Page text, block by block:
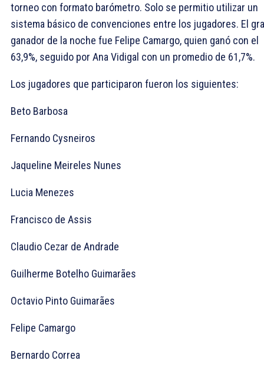
torneo con formato barómetro. Solo se permitio utilizar un
sistema básico de convenciones entre los jugadores. El
ganador de la noche fue Felipe Camargo, quien ganó con el
63,9%, seguido por Ana Vidigal con un promedio de 61,7%.
Los jugadores que participaron fueron los siguientes:
Beto Barbosa
Fernando Cysneiros
Jaqueline Meireles Nunes
Lucia Menezes
Francisco de Assis
Claudio Cezar de Andrade
Guilherme Botelho Guimarães
Octavio Pinto Guimarães
Felipe Camargo
Bernardo Correa